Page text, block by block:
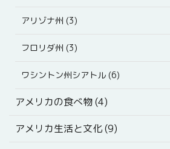
アリゾナ州 (3)
フロリダ州 (3)
ワシントン州シアトル (6)
アメリカの食べ物 (4)
アメリカ生活と文化 (9)